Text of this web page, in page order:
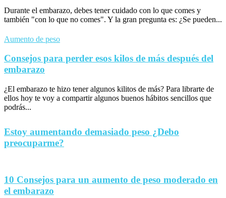
Durante el embarazo, debes tener cuidado con lo que comes y
también "con lo que no comes". Y la gran pregunta es: ¿Se pueden...
Aumento de peso
Consejos para perder esos kilos de más después del
embarazo
¿El embarazo te hizo tener algunos kilitos de más? Para librarte de
ellos hoy te voy a compartir algunos buenos hábitos sencillos que
podrás...
Estoy aumentando demasiado peso ¿Debo
preocuparme?
10 Consejos para un aumento de peso moderado en
el embarazo